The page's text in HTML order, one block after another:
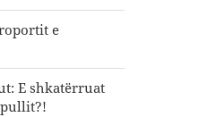
e
E shkatërruat